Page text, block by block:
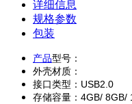
详细信息
规格参数
包装
产品型号：
外壳材质：
接口类型：USB2.0
存储容量：4GB/ 8GB/